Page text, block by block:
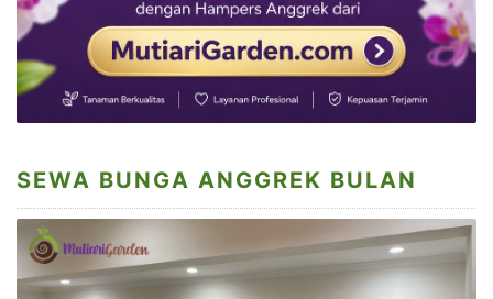
SEWA BUNGA ANGGREK BULAN